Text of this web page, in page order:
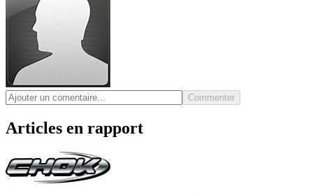
Commenter
Articles en rapport